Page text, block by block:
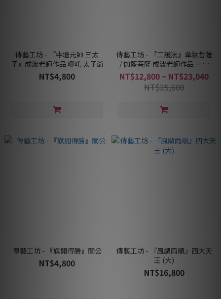
傳藝工坊 - 『中壇元帥 三太
子』成波老師作品 哪吒 太子爺
NT$4,800
傳藝工坊 - 『二護法』韋馱菩薩
/ 伽藍菩薩 成波老師作品 一次
收藏享優惠
NT$12,800 ~ NT$23,040
NT$25,600
傳藝工坊 - 『旗開得勝』關公
NT$4,800
傳藝工坊 - 『風調雨順』四大天
王 (大)
NT$16,800